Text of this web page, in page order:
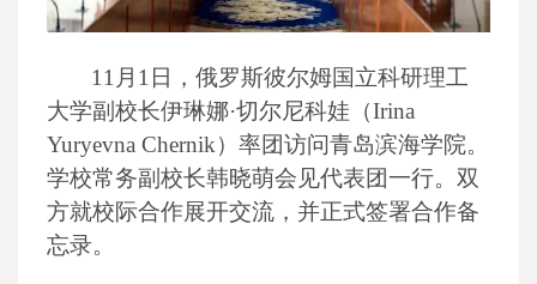
11月1日，俄罗斯彼尔姆国立科研理工
大学副校长伊琳娜·切尔尼科娃（Irina
Yuryevna Chernik）率团访问青岛滨海学院。
学校常务副校长韩晓萌会见代表团一行。双
方就校际合作展开交流，并正式签署合作备
忘录。